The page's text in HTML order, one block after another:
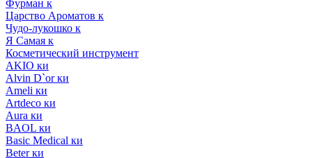
Фурман к
Царство Ароматов к
Чудо-лукошко к
Я Самая к
Косметический инструмент
AKIO ки
Alvin D`or ки
Ameli ки
Artdeco ки
Aura ки
BAOL ки
Basic Medical ки
Beter ки